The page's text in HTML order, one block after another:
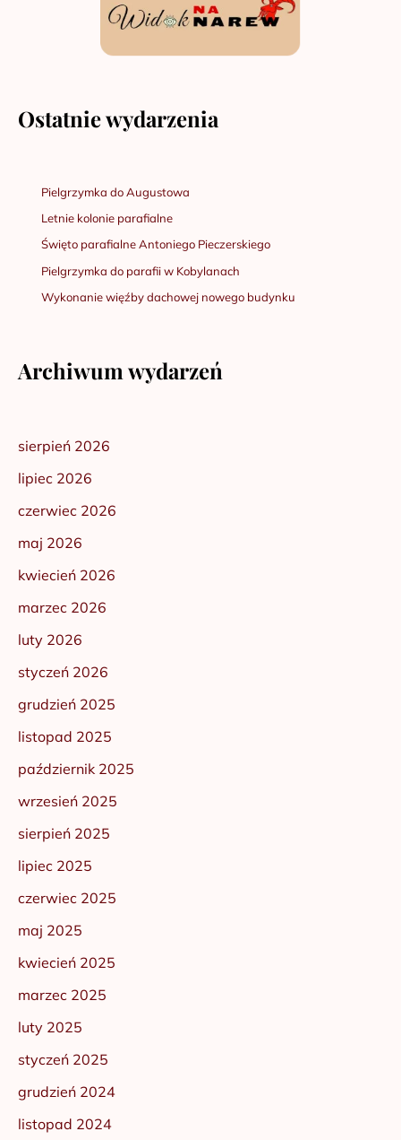
Ostatnie wydarzenia
Pielgrzymka do Augustowa
Letnie kolonie parafialne
Święto parafialne Antoniego Pieczerskiego
Pielgrzymka do parafii w Kobylanach
Wykonanie więźby dachowej nowego budynku
Archiwum wydarzeń
sierpień 2026
lipiec 2026
czerwiec 2026
maj 2026
kwiecień 2026
marzec 2026
luty 2026
styczeń 2026
grudzień 2025
listopad 2025
październik 2025
wrzesień 2025
sierpień 2025
lipiec 2025
czerwiec 2025
maj 2025
kwiecień 2025
marzec 2025
luty 2025
styczeń 2025
grudzień 2024
listopad 2024